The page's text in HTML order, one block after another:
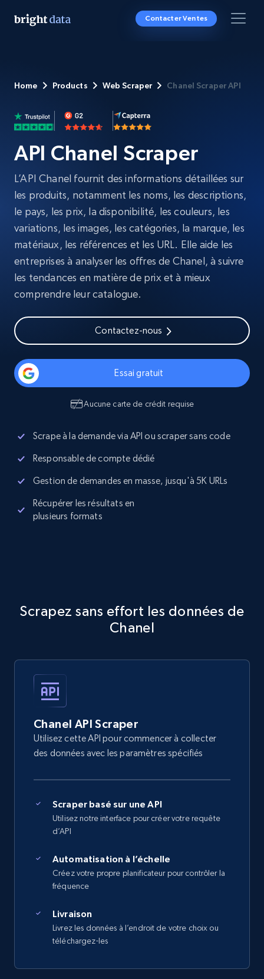
Contacter Ventes
Home Products Web Scraper Chanel Scraper API
API Chanel Scraper
L’API Chanel fournit des informations détaillées sur
les produits, notamment les noms, les descriptions,
le pays, les prix, la disponibilité, les couleurs, les
variations, les images, les catégories, la marque, les
matériaux, les références et les URL. Elle aide les
entreprises à analyser les offres de Chanel, à suivre
les tendances en matière de prix et à mieux
comprendre leur catalogue.
Contactez-nous
Essai gratuit
Aucune carte de crédit requise
Scrape à la demande via API ou scraper sans code
Responsable de compte dédié
Gestion de demandes en masse, jusqu'à 5K URLs
Récupérer les résultats en
plusieurs formats
Scrapez sans effort les données de
Chanel
Chanel API Scraper
Utilisez cette API pour commencer à collecter
des données avec les paramètres spécifiés
Scraper basé sur une API
Utilisez notre interface pour créer votre requête
d’API
Automatisation à l’échelle
Créez votre propre planificateur pour contrôler la
fréquence
Livraison
Livrez les données à l’endroit de votre choix ou
téléchargez-les